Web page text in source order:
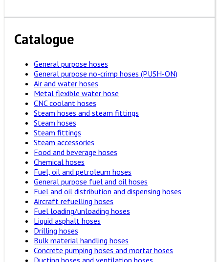
Catalogue
General purpose hoses
General purpose no-crimp hoses (PUSH-ON)
Air and water hoses
Metal flexible water hose
CNC coolant hoses
Steam hoses and steam fittings
Steam hoses
Steam fittings
Steam accessories
Food and beverage hoses
Chemical hoses
Fuel, oil and petroleum hoses
General purpose fuel and oil hoses
Fuel and oil distribution and dispensing hoses
Aircraft refuelling hoses
Fuel loading/unloading hoses
Liquid asphalt hoses
Drilling hoses
Bulk material handling hoses
Concrete pumping hoses and mortar hoses